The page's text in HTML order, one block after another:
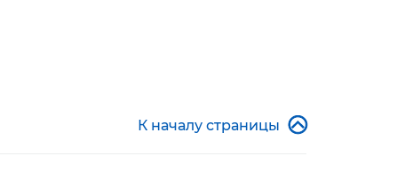
К началу страницы 